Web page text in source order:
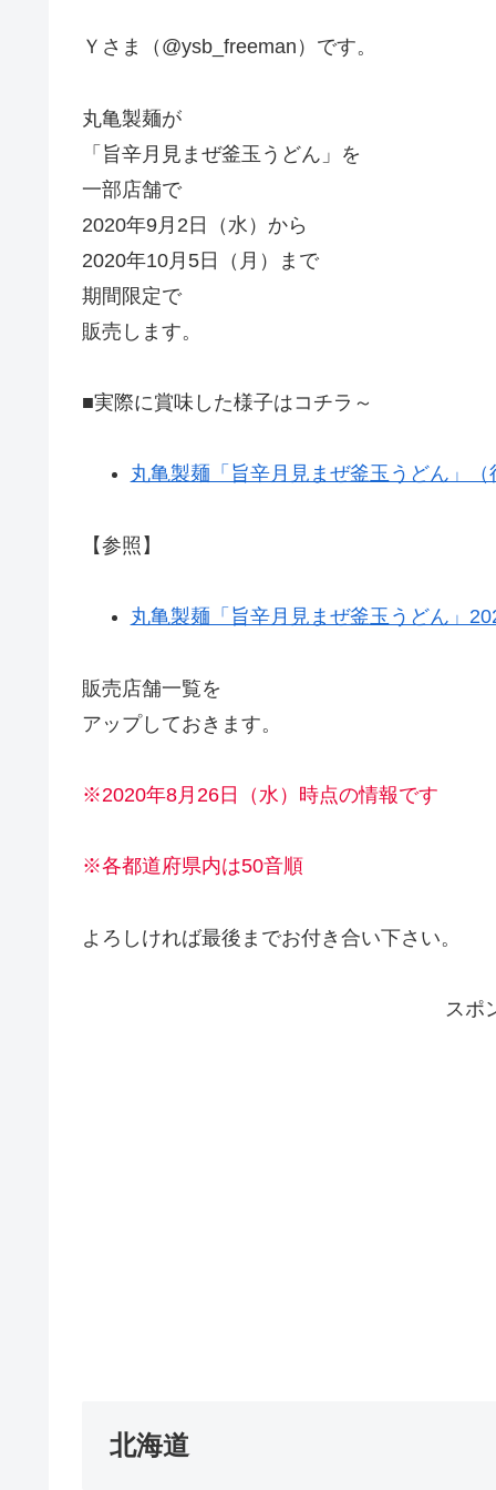
Ｙさま（@ysb_freeman）です。
丸亀製麺が
「旨辛月見まぜ釜玉うどん」を
一部店舗で
2020年9月2日（水）から
2020年10月5日（月）まで
期間限定で
販売します。
■実際に賞味した様子はコチラ～
丸亀製麺「旨辛月見まぜ釜玉うどん」（
【参照】
丸亀製麺「旨辛月見まぜ釜玉うどん」
販売店舗一覧を
アップしておきます。
※2020年8月26日（水）時点の情報です
※各都道府県内は50音順
よろしければ最後までお付き合い下さい。
スポ
北海道